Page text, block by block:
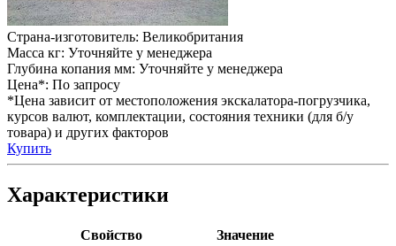
Страна-изготовитель: Великобритания
Масса кг: Уточняйте у менеджера
Глубина копания мм: Уточняйте у менеджера
Цена*: По запросу
*Цена зависит от местоположения экскалатора-погрузчика,
курсов валют, комплектации, состояния техники (для б/у
товара) и других факторов
Купить
Характеристики
Свойство
Значение